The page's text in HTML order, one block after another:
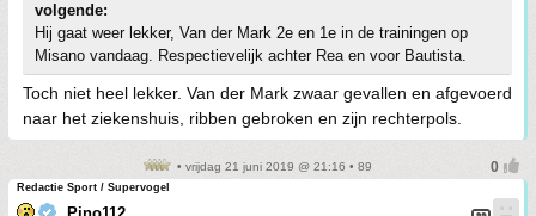
volgende:
Hij gaat weer lekker, Van der Mark 2e en 1e in de trainingen op
Misano vandaag. Respectievelijk achter Rea en voor Bautista.
Toch niet heel lekker. Van der Mark zwaar gevallen en afgevoerd
naar het ziekenshuis, ribben gebroken en zijn rechterpols.
• vrijdag 21 juni 2019 @ 21:16 • 89
Redactie Sport / Supervogel